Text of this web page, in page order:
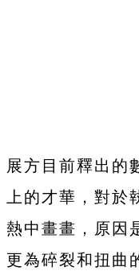
展方目前釋出的
上的才華，對
熱中畫畫，原因
更為碎裂和扭曲